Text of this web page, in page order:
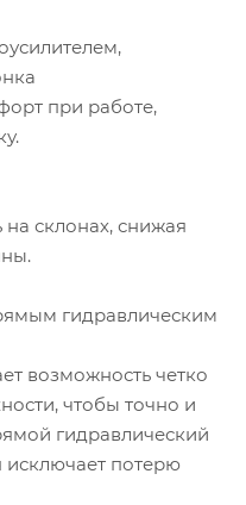
при работе,
склонах, снижая
гидравлическим
возможность четко
чтобы точно и
гидравлический
потерю